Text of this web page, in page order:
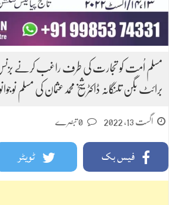
برائٹ بگن تلنگانہ ڈاکٹر شیخ محمدعثمان کی مسلم
اگست 13, 2022
فیس بک ٹویٹر